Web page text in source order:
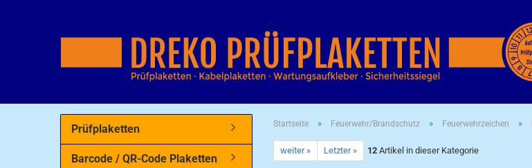
Startseite » Feuerwehr/Brandschutz » Feuerwehrzeichen »
weiter » Letzter » 12Artikel in dieser Kategorie
Prüfplaketten
Barcode / QR-Code Plaketten